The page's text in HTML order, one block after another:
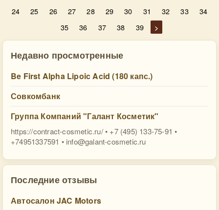
24
25 26 27 28 29 30 31 32 33
34
35
36 37 38 39 >
Недавно просмотренные
Be First Alpha Lipoic Acid (180 капс.)
Совкомбанк
Группа Компаний "Галант Косметик"
https://contract-cosmetic.ru/ • +7 (495) 133-75-91 •
+74951337591 • info@galant-cosmetic.ru
Последние отзывы
Автосалон JAC Motors